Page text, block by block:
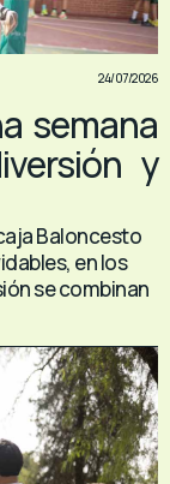
24/07/2026
semana
y
Baloncesto
en los
se combinan